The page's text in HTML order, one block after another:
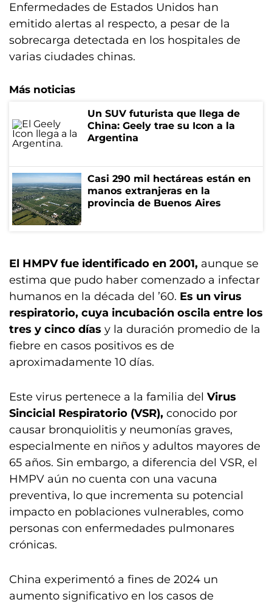
Enfermedades de Estados Unidos han
emitido alertas al respecto, a pesar de la
sobrecarga detectada en los hospitales de
varias ciudades chinas.
Más noticias
Un SUV futurista que llega de
China: Geely trae su Icon a la
Argentina
Casi 290 mil hectáreas están en
manos extranjeras en la
provincia de Buenos Aires
El HMPV fue identificado en 2001, aunque se
estima que pudo haber comenzado a infectar
humanos en la década del ’60. Es un virus
respiratorio, cuya incubación oscila entre los
tres y cinco días y la duración promedio de la
fiebre en casos positivos es de
aproximadamente 10 días.
Este virus pertenece a la familia del Virus
Sincicial Respiratorio (VSR), conocido por
causar bronquiolitis y neumonías graves,
especialmente en niños y adultos mayores de
65 años. Sin embargo, a diferencia del VSR, el
HMPV aún no cuenta con una vacuna
preventiva, lo que incrementa su potencial
impacto en poblaciones vulnerables, como
personas con enfermedades pulmonares
crónicas.
China experimentó a fines de 2024 un
aumento significativo en los casos de